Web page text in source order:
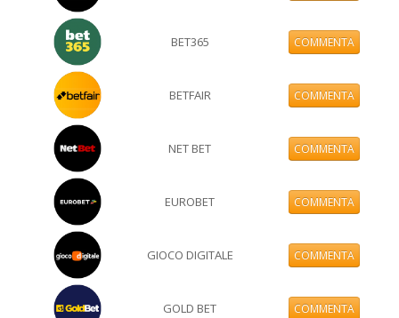
BET365 COMMENTA
BETFAIR COMMENTA
NET BET COMMENTA
EUROBET COMMENTA
GIOCO DIGITALE COMMENTA
GOLD BET COMMENTA